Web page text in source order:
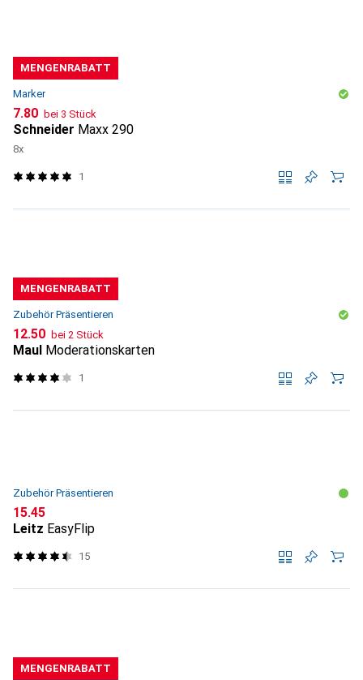
MENGENRABATT
Marker
CHF
7.80 bei 3 Stück
Schneider Maxx 290
8x
1
MENGENRABATT
Zubehör Präsentieren
CHF
12.50 bei 2 Stück
Maul Moderationskarten
1
Zubehör Präsentieren
CHF
15.45
Leitz EasyFlip
15
MENGENRABATT